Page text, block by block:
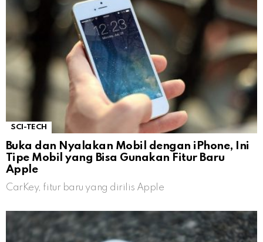
SCI-TECH
Buka dan Nyalakan Mobil dengan iPhone, Ini
Tipe Mobil yang Bisa Gunakan Fitur Baru
Apple
CarKey, fitur baru yang dirilis Apple